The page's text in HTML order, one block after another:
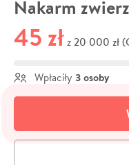
Nakarm
45 zł z 20 000 zł
Wpłaciły 3 osoby